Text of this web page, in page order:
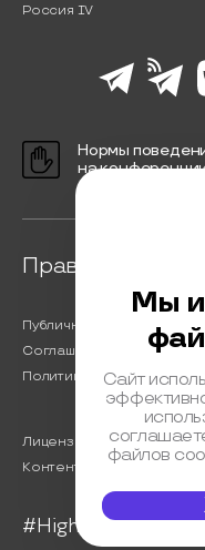
Россия IV
Нормы
на
Правовая
Публичная оферта
Соглашение на
Политика обработки
Лицензионный договор
Контентная политика
#HighLoad2023
Мы
Сайт
файлов